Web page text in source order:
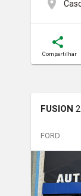
Compartilhar
FUSION
FORD